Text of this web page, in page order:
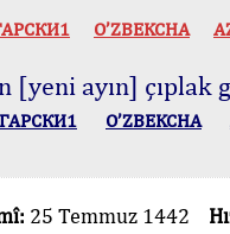
O’ZBEKCHA
ayın] çıplak
O’ZBEKCHA
25 Temmuz 1442